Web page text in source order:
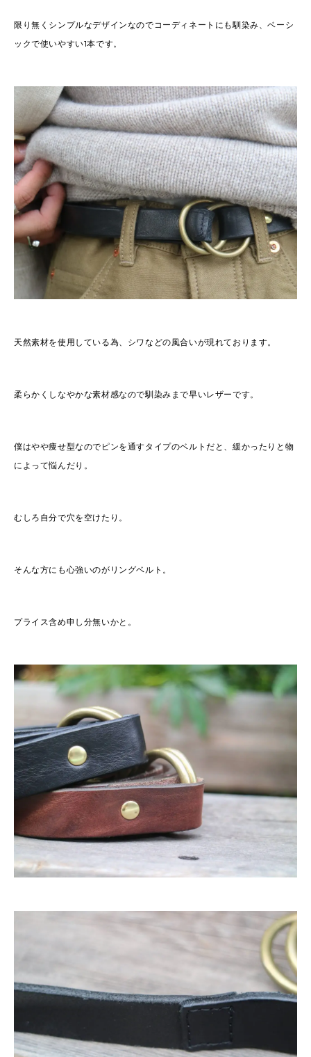
限り無くシンプルなデザインなのでコーディネートにも馴染み、ベーシ
ックで使いやすい1本です。
天然素材を使用している為、シワなどの風合いが現れております。
柔らかくしなやかな素材感なので馴染みまで早いレザーです。
僕はやや痩せ型なのでピンを通すタイプのベルトだと、緩かったりと物
によって悩んだり。
むしろ自分で穴を空けたり。
そんな方にも心強いのがリングベルト。
プライス含め申し分無いかと。